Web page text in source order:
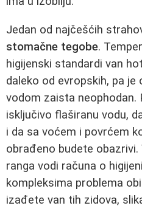
Jedan od najčešćih
stomačne tegobe.
higijenski standardi van
daleko od evropskih, pa je
vodom zaista neophodan.
isključivo flaširanu vodu,
i da sa voćem i povrćem
obrađeno budete
ranga vodi računa o
kompleksima problema
izađete van tih zidova,